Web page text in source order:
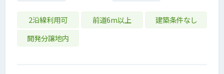
2沿線利用可 前道6m以上
建築条件なし
開発分譲地内